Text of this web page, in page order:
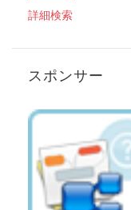
詳細検索
スポンサー